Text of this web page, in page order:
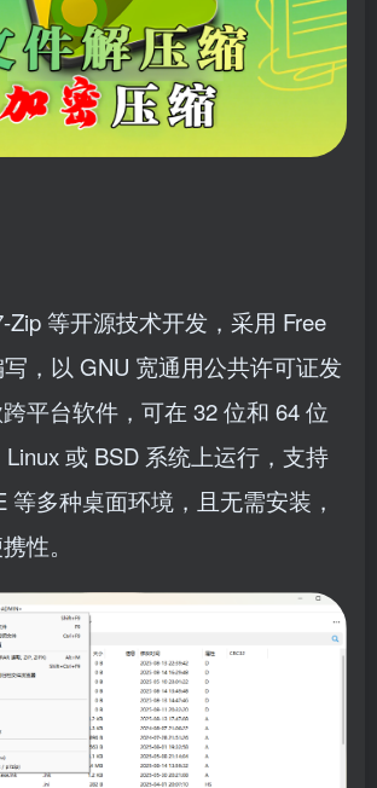
Zip 等开源技术开发，采用 Free
写，以 GNU 宽通用公共许可证发
平台软件，可在 32 位和 64 位
Linux 或 BSD 系统上运行，支持
等多种桌面环境，且无需安装，
性。